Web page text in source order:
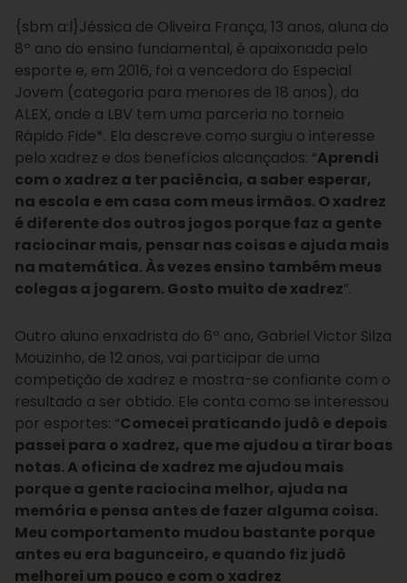
{sbm a:l}Jéssica de Oliveira França, 13 anos, aluna do
8º ano do ensino fundamental, é apaixonada pelo
esporte e, em 2016, foi a vencedora do Especial
Jovem (categoria para menores de 18 anos), da
ALEX, onde a LBV tem uma parceria no torneio
Rápido Fide*. Ela descreve como surgiu o interesse
pelo xadrez e dos benefícios alcançados: “Aprendi
com o xadrez a ter paciência, a saber esperar,
na escola e em casa com meus irmãos. O xadrez
é diferente dos outros jogos porque faz a gente
raciocinar mais, pensar nas coisas e ajuda mais
na matemática. Às vezes ensino também meus
colegas a jogarem. Gosto muito de xadrez”.
Outro aluno enxadrista do 6º ano, Gabriel Victor Silza
Mouzinho, de 12 anos, vai participar de uma
competição de xadrez e mostra-se confiante com o
resultado a ser obtido. Ele conta como se interessou
por esportes: “Comecei praticando judô e depois
passei para o xadrez, que me ajudou a tirar boas
notas. A oficina de xadrez me ajudou mais
porque a gente raciocina melhor, ajuda na
memória e pensa antes de fazer alguma coisa.
Meu comportamento mudou bastante porque
antes eu era bagunceiro, e quando fiz judô
melhorei um pouco e com o xadrez